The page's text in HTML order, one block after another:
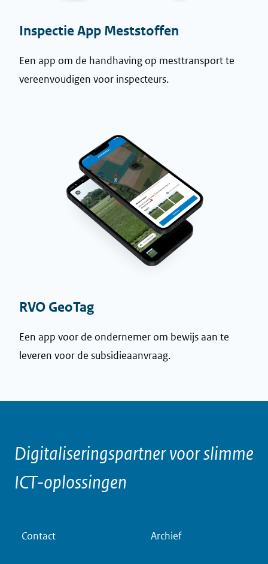
Inspectie App Meststoffen
Een app om de handhaving op mesttransport te
vereenvoudigen voor inspecteurs.
RVO GeoTag
Een app voor de ondernemer om bewijs aan te
leveren voor de subsidieaanvraag.
Digitaliseringspartner voor slimme
ICT-oplossingen
Contact Archief